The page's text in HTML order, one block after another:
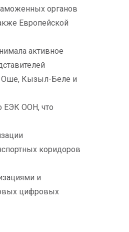
органов
Европейской
активное
Оше, Кызыл-Беле и
ЕЭК ООН, что
коридоров
и
цифровых